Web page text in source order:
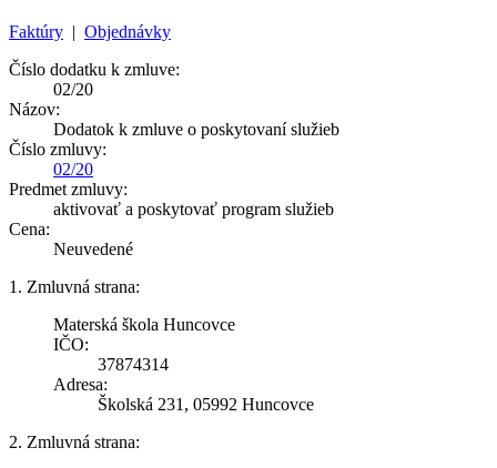
Faktúry | Objednávky
Číslo dodatku k zmluve:
02/20
Názov:
Dodatok k zmluve o poskytovaní služieb
Číslo zmluvy:
02/20
Predmet zmluvy:
aktivovať a poskytovať program služieb
Cena:
Neuvedené
1. Zmluvná strana:
Materská škola Huncovce
IČO:
37874314
Adresa:
Školská 231, 05992 Huncovce
2. Zmluvná strana: